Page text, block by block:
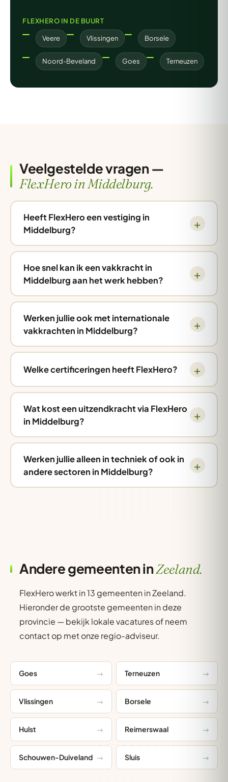
FLEXHERO IN DE BUURT
Veere Vlissingen Borsele
Noord-Beveland Goes Terneuzen
Veelgestelde vragen —
FlexHero in Middelburg.
Heeft FlexHero een vestiging in
Middelburg?
Hoe snel kan ik een vakkracht in
Middelburg aan het werk hebben?
Werken jullie ook met internationale
vakkrachten in Middelburg?
Welke certificeringen heeft FlexHero?
Wat kost een uitzendkracht via FlexHero
in Middelburg?
Werken jullie alleen in techniek of ook in
andere sectoren in Middelburg?
Andere gemeenten inZeeland.
FlexHero werkt in 13 gemeenten in Zeeland.
Hieronder de grootste gemeenten in deze
provincie — bekijk lokale vacatures of neem
contact op met onze regio-adviseur.
Goes Terneuzen
Vlissingen Borsele
Hulst Reimerswaal
Schouwen-Duiveland Sluis